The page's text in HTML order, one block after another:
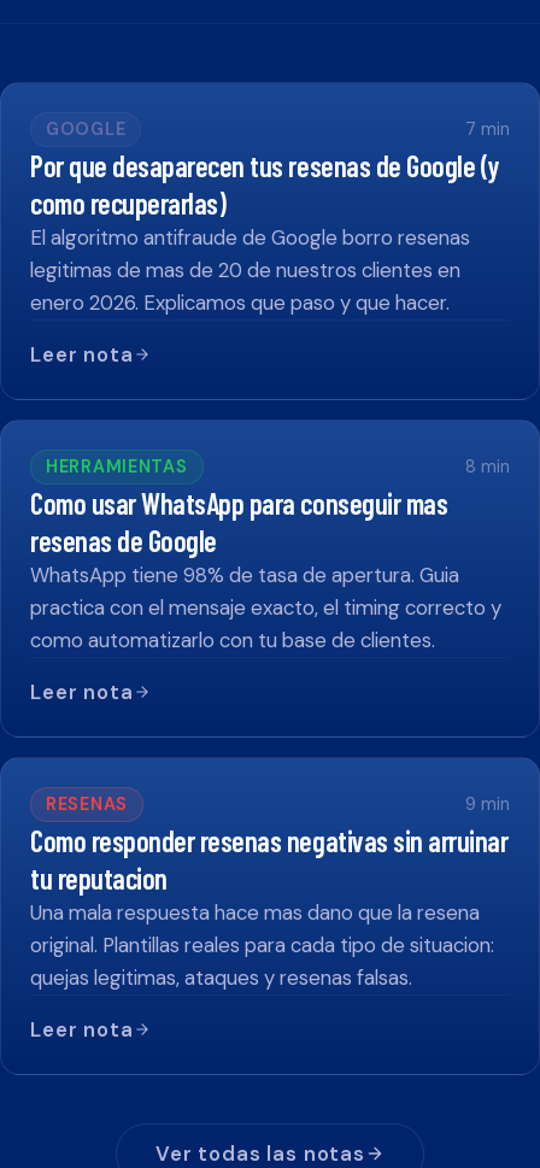
GOOGLE 7 min
Por que desaparecen tus resenas de Google (y
como recuperarlas)
El algoritmo antifraude de Google borro resenas
legitimas de mas de 20 de nuestros clientes en
enero 2026. Explicamos que paso y que hacer.
Leer nota
HERRAMIENTAS 8 min
Como usar WhatsApp para conseguir mas
resenas de Google
WhatsApp tiene 98% de tasa de apertura. Guia
practica con el mensaje exacto, el timing correcto y
como automatizarlo con tu base de clientes.
Leer nota
RESENAS 9 min
Como responder resenas negativas sin arruinar
tu reputacion
Una mala respuesta hace mas dano que la resena
original. Plantillas reales para cada tipo de situacion:
quejas legitimas, ataques y resenas falsas.
Leer nota
Ver todas las notas